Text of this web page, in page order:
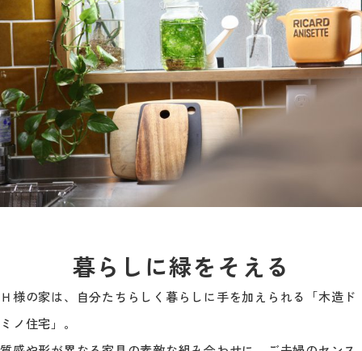
暮らしに緑をそえる
Ｈ様の家は、自分たちらしく暮らしに手を加えられる「木造ド
ミノ住宅」。